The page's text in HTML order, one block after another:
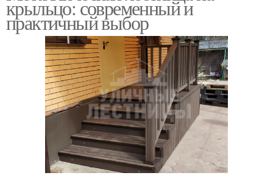
крыльцо: современный и
практичный выбор